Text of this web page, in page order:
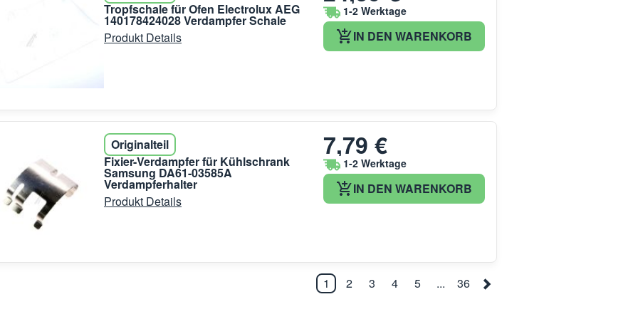
Tropfschale für Ofen Electrolux AEG
140178424028 Verdampfer Schale
Produkt Details
1-2 Werktage
IN DEN WARENKORB
Originalteil
Fixier-Verdampfer für Kühlschrank
Samsung DA61-03585A
Verdampferhalter
Produkt Details
7,79 €
1-2 Werktage
IN DEN WARENKORB
1 2 3 4 5 ... 36